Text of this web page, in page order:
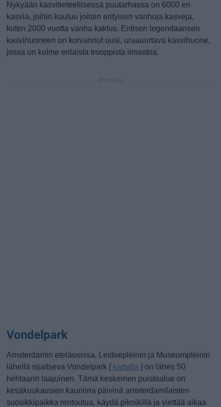
Nykyään kasvitieteellisessä puutarhassa on 6000 eri
kasvia, joihin kuuluu joitain erityisen vanhoja kasveja,
kuten 2000 vuotta vanha kaktus. Entisen legendaarisen
kasvihuoneen on korvannut uusi, uraauurtava kasvihuone,
jossa on kolme erilaista trooppista ilmastoa.
Vondelpark
Amsterdamin eteläosissa, Leidsepleinin ja Museumpleinin
lähellä sijaitseva Vondelpark [ kartalla ] on lähes 50
hehtaarin laajuinen. Tämä keskeinen puistoalue on
kesäkuukausien kauniina päivinä amsterdamilaisten
suosikkipaikka rentoutua, käydä piknikillä ja viettää aikaa